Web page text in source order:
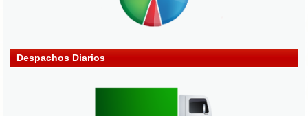
Despachos Diarios